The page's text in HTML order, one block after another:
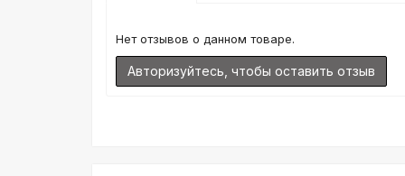
Нет отзывов о данном товаре.
Авторизуйтесь, чтобы оставить отзыв